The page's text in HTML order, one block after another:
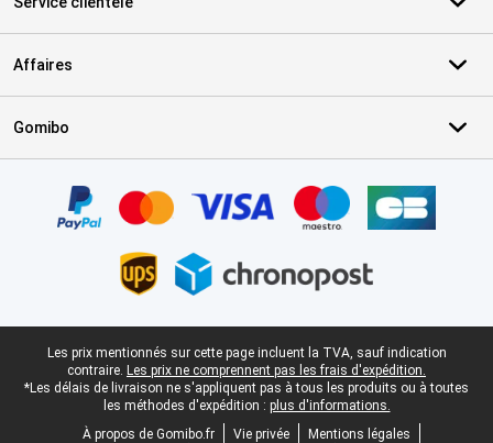
Affaires
Gomibo
Pied-de-page légal
Les prix mentionnés sur cette page incluent la TVA, sauf indication
contraire. Les prix ne comprennent pas les frais d'expédition.
*Les délais de livraison ne s'appliquent pas à tous les produits ou à toutes
les méthodes d'expédition : plus d'informations.
À propos de Gomibo.fr
Vie privée
Mentions légales